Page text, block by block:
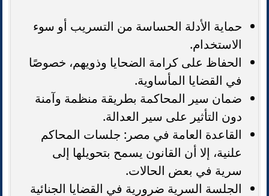
حماية الأدلة الحساسة من التسريب أو سوء
الاستخدام.
الحفاظ على كرامة الضحايا وذويهم، خصوصًا
في القضايا المأساوية.
ضمان سير المحاكمة بطريقة منظمة وآمنة
دون التأثير على سير العدالة.
القاعدة العامة في مصر: جلسات المحاكم
علنية، إلا أن القانون يسمح بتحويلها إلى
سرية في بعض الحالات.
الجلسة السرية ضرورية في القضايا الجنائية